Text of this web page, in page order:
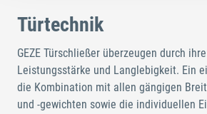
Türtechnik
GEZE Türschließer überzeugen durch
Leistungsstärke und Langlebigkeit. Ein
die Kombination mit allen gängigen
und -gewichten sowie die individuellen